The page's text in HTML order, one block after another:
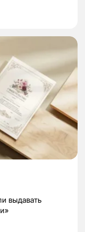
выдавать